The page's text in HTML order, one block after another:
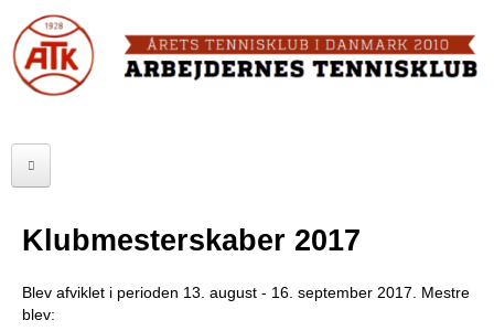
to
main
FORSIDE
SENIOR
JUNIOR
Klubmesterskaber 2017
​Blev afviklet i perioden 13. august - 16. september 2017. Mestre
blev: